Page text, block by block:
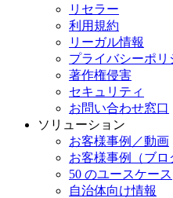
リセラー
利用規約
リーガル情報
プライバシーポリ
著作権侵害
セキュリティ
お問い合わせ窓口
ソリューション
お客様事例／動画
お客様事例（ブロ
50 のユースケース
自治体向け情報